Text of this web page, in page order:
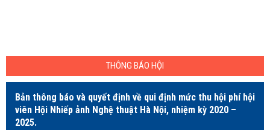
THÔNG BÁO HỘI
Bản thông báo và quyết định về qui định mức thu hội phí hội
viên Hội Nhiếp ảnh Nghệ thuật Hà Nội, nhiệm kỳ 2020 –
2025.